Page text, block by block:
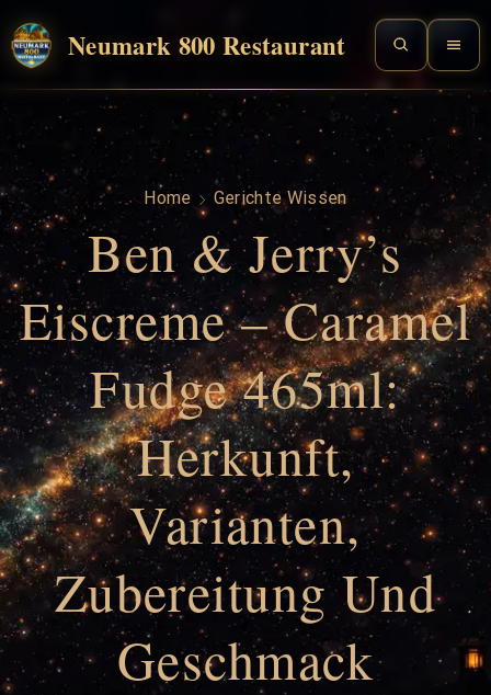
Neumark 800 Restaurant
Home Gerichte Wissen
Ben & Jerry’s
Eiscreme – Caramel
Fudge 465ml:
Herkunft,
Varianten,
Zubereitung Und
Geschmack